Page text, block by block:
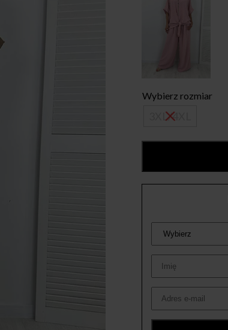
Wybierz rozmiar
3XL/4XL